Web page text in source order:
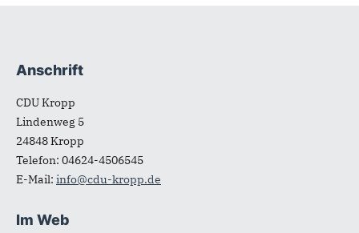
Fußbereich
Anschrift
CDU Kropp
Lindenweg 5
24848Kropp
Telefon: 04624-4506545
E-Mail: info@cdu-kropp.de
Im Web